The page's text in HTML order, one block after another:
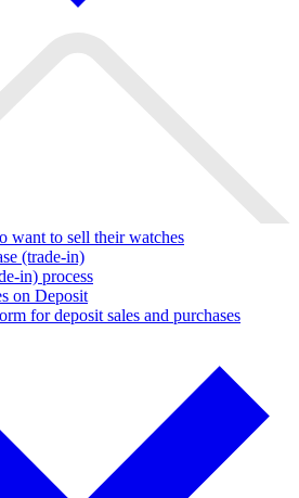
want to sell their watches
(trade-in)
in) process
on Deposit
for deposit sales and purchases